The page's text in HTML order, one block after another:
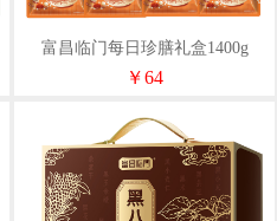
富昌临门每日珍膳礼盒1400g
￥64